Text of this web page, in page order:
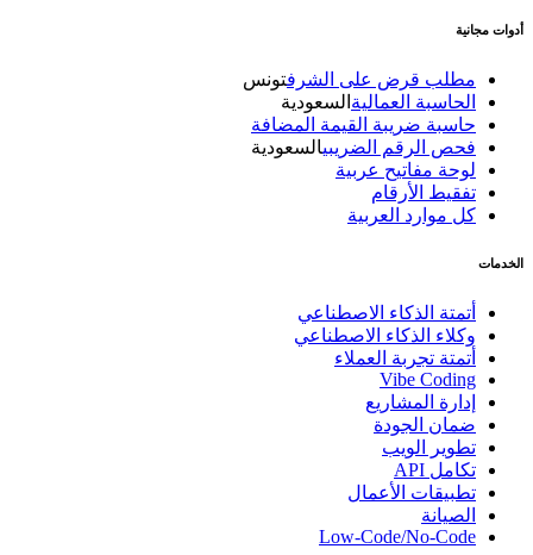
أدوات مجانية
مطلب قرض على الشرف تونس
الحاسبة العماليةالسعودية
حاسبة ضريبة القيمة المضافة
فحص الرقم الضريبيالسعودية
لوحة مفاتيح عربية
تفقيط الأرقام
كل موارد العربية
الخدمات
أتمتة الذكاء الاصطناعي
وكلاء الذكاء الاصطناعي
أتمتة تجربة العملاء
Vibe Coding
إدارة المشاريع
ضمان الجودة
تطوير الويب
تكامل API
تطبيقات الأعمال
الصيانة
Low-Code/No-Code